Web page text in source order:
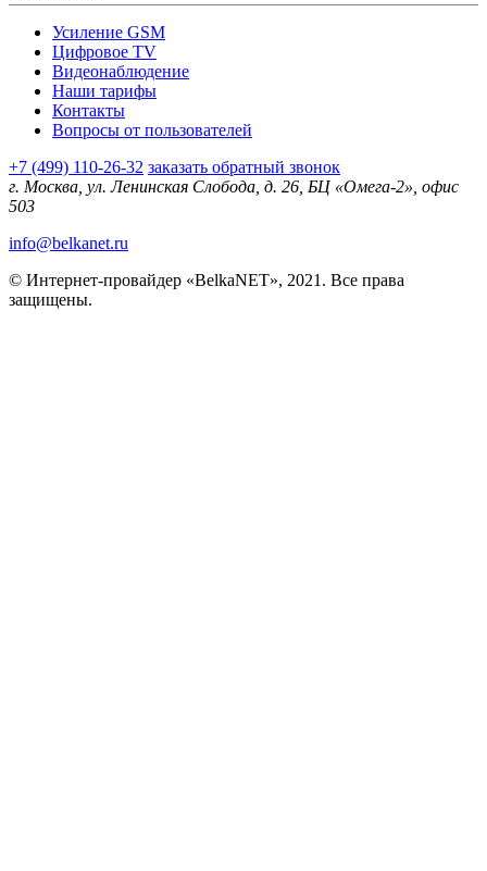
Усиление GSM
Цифровое TV
Видеонаблюдение
Наши тарифы
Контакты
Вопросы от пользователей
+7 (499) 110-26-32 заказать обратный звонок
г. Москва, ул. Ленинская Слобода, д. 26, БЦ «Омега-2», офис
503
info@belkanet.ru
© Интернет-провайдер «BelkaNET», 2021. Все права
защищены.